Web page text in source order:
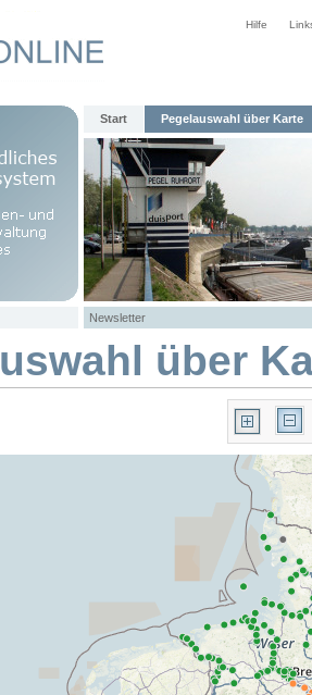
Hilfe
Start Pegelauswahl über Karte
Newsletter
über